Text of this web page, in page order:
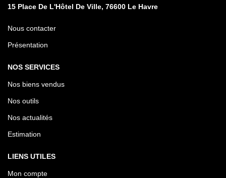
15 Place De L'Hôtel De Ville, 76600 Le Havre
Nous contacter
Présentation
NOS SERVICES
Nos biens vendus
Nos outils
Nos actualités
Estimation
LIENS UTILES
Mon compte